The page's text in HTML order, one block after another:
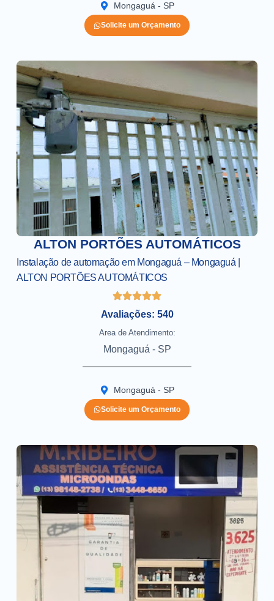
Mongaguá - SP
Solicite um Orçamento
ALTON PORTÕES AUTOMÁTICOS
Instalação de automação em Mongaguá – Mongaguá |
ALTON PORTÕES AUTOMÁTICOS
Avaliações: 540
Area de Atendimento:
Mongaguá - SP
Mongaguá - SP
Solicite um Orçamento